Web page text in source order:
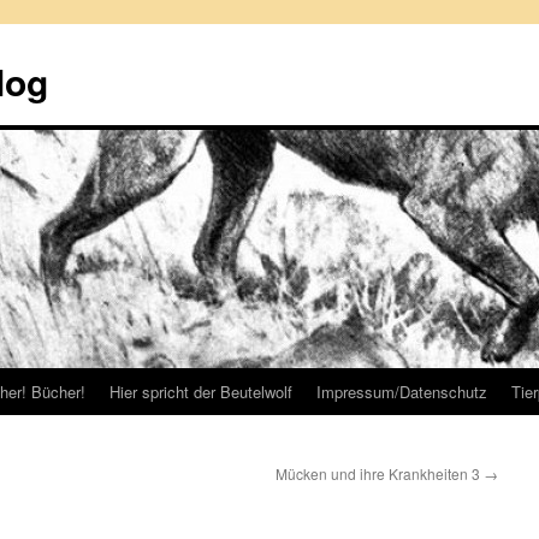
Bücher! Hier spricht der Beutelwolf Impressum/Datenschutz
Mücken und ihre Krankheiten 3 →